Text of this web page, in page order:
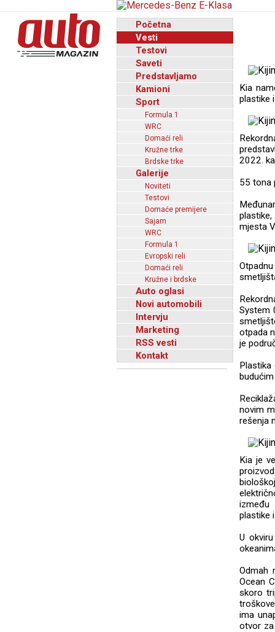
Početna
Vesti
Testovi
Saveti
Predstavljamo
Kamioni
Sport
Formula 1
WRC
Domaći reli
Kružne trke
Brdske trke
Galerije
Noviteti
Testovi
Domaće premijere
Sajam
WRC
Formula 1
Evropski reli
Domaći reli
Kružne i brdske
Auto oglasi
Novi automobili
Intervju
Marketing
RSS vesti
Kontakt
Kia
plastike
2022.
55 tona
mjesta
System
otpada
je
novim
rešenja
Kia je
između
plastike
U
Odmah
Ocean
skoro
ima
otvor